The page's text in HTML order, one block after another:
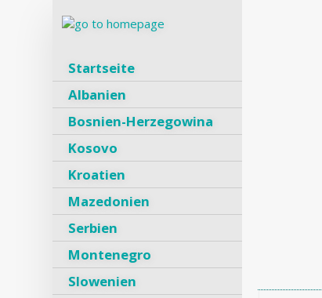
Startseite
Albanien
Bosnien-Herzegowina
Kosovo
Kroatien
Mazedonien
Serbien
Montenegro
Slowenien